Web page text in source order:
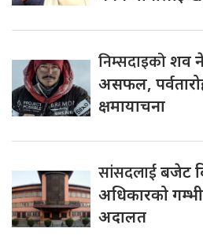
निम्सदाइकोशव
असफल,
क्षमायाचना
सांसदलाईबजेट
अधिकारको
अदालत